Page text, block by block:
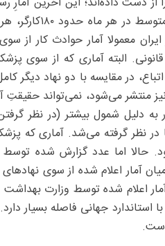
منجر به مرگ کارگران است. براین
داده‌اند. در ایران معمولا آمار حوادث
البته آماری که از سوی
در مقایسه با دو نهاد دیگر
منتشر می‌شود، نمی‌تواند حقیقتِ
به دلیل شمول بیشتر (در نظر
در نظر گرفته می‌شد. آماری که
حالا اما عدد گزارش ‌شده
آمار اعلام ‌شده از سوی
اعلام‌ شده توسط وزارت
استاندارد جهانی فاصله‌ بسیار